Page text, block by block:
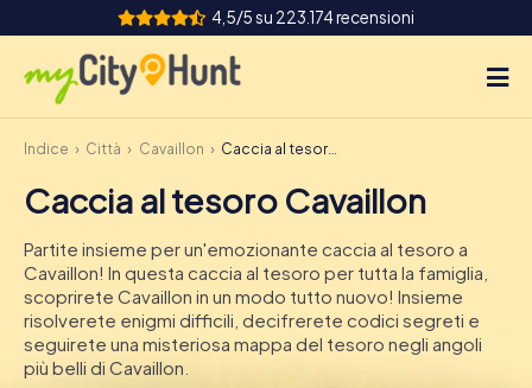
4,5/5 su 223.174 recensioni
Come funziona
Città
Tour
Team Building
Biglietti
Indice Città Cavaillon Caccia al tesoro Cavaillon
Caccia al tesoro Cavaillon
Partite insieme per un'emozionante caccia al tesoro a
Cavaillon! In questa caccia al tesoro per tutta la famiglia,
scoprirete Cavaillon in un modo tutto nuovo! Insieme
risolverete enigmi difficili, decifrerete codici segreti e
seguirete una misteriosa mappa del tesoro negli angoli
più belli di Cavaillon.